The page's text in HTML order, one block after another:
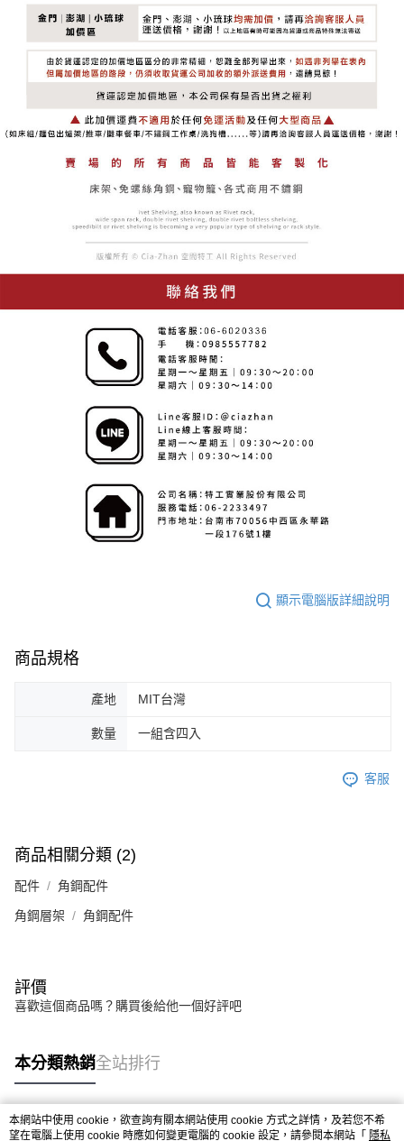
顯示電腦版詳細說明
商品規格
產地 MIT台灣
數量 一組含四入
客服
商品相關分類 (2)
配件 角鋼配件
角鋼層架 角鋼配件
評價
喜歡這個商品嗎？購買後給他一個好評吧
本分類熱銷全站排行
熱門標籤
本網站中使用 cookie，欲查詢有關本網站使用 cookie 方式之詳情，及若您不希
望在電腦上使用 cookie 時應如何變更電腦的 cookie 設定，請參閱本網站「 隱私